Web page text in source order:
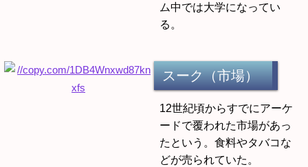
ム中では大学になってい
る。
スーク（市場）
12世紀頃からすでにアーケ
ードで覆われた市場があっ
たという。食料やタバコな
どが売られていた。